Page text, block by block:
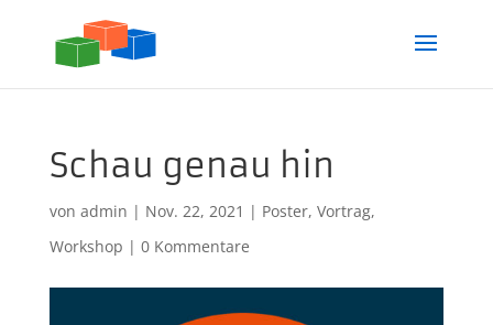
Schau genau hin
von admin | Nov. 22, 2021 | Poster, Vortrag,
Workshop | 0 Kommentare